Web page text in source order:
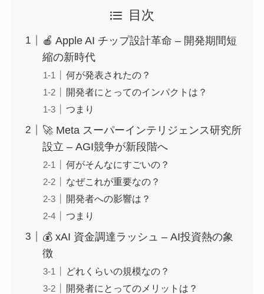
目次
🍎 Apple AI チップ設計革命 – 開発期間短
縮の新時代
何が発表されたの？
開発者にとってのインパクトは？
つまり
🚀 Meta スーパーインテリジェンス研究所
設立 – AGI競争が新段階へ
何がそんなにすごいの？
なぜこれが重要なの？
開発者への影響は？
つまり
💰 xAI 資金調達ラッシュ – AI投資熱の象
徴
どれくらいの規模なの？
開発者にとってのメリットは？